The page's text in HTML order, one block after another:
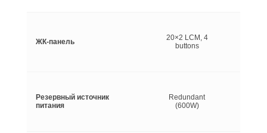
20×2 LCM, 4
buttons
ЖК-панель
Резервный источник
питания
Redundant
(600W)